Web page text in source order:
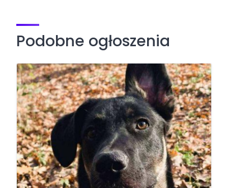
Podobne ogłoszenia